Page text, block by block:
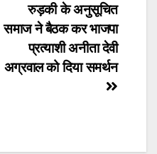
रुड़की के अनुसूचित
समाज ने बैठक कर भाजपा
प्रत्याशी अनीता देवी
अग्रवाल को दिया समर्थन